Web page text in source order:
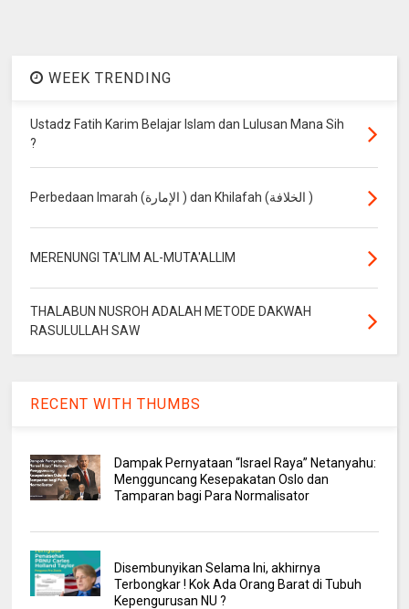
WEEK TRENDING
Ustadz Fatih Karim Belajar Islam dan Lulusan Mana Sih
?
Perbedaan Imarah (الإمارة ) dan Khilafah (الخلافة )
MERENUNGI TA'LIM AL-MUTA'ALLIM
THALABUN NUSROH ADALAH METODE DAKWAH
RASULULLAH SAW
RECENT WITH THUMBS
Dampak Pernyataan “Israel Raya” Netanyahu:
Mengguncang Kesepakatan Oslo dan
Tamparan bagi Para Normalisator
Disembunyikan Selama Ini, akhirnya
Terbongkar ! Kok Ada Orang Barat di Tubuh
Kepengurusan NU ?